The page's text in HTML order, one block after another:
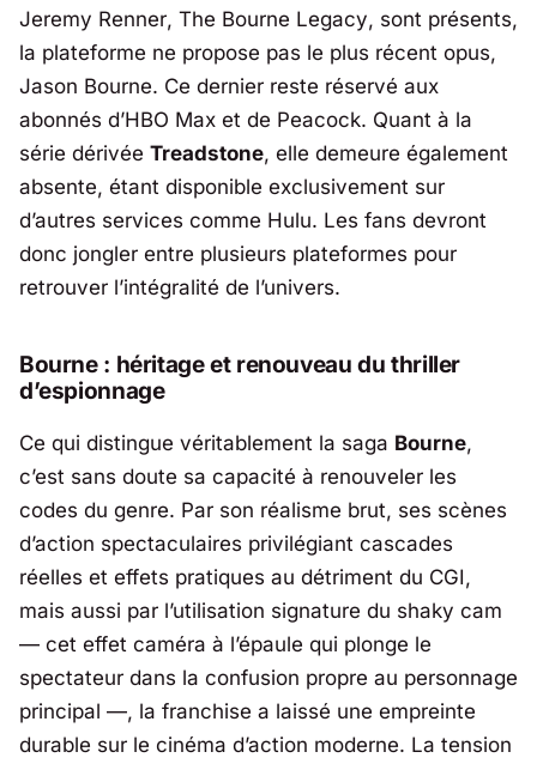
Jeremy Renner, The Bourne Legacy, sont présents,
la plateforme ne propose pas le plus récent opus,
Jason Bourne. Ce dernier reste réservé aux
abonnés d’HBO Max et de Peacock. Quant à la
série dérivée Treadstone, elle demeure également
absente, étant disponible exclusivement sur
d’autres services comme Hulu. Les fans devront
donc jongler entre plusieurs plateformes pour
retrouver l’intégralité de l’univers.
Bourne : héritage et renouveau du thriller
d’espionnage
Ce qui distingue véritablement la saga Bourne,
c’est sans doute sa capacité à renouveler les
codes du genre. Par son réalisme brut, ses scènes
d’action spectaculaires privilégiant cascades
réelles et effets pratiques au détriment du CGI,
mais aussi par l’utilisation signature du shaky cam
— cet effet caméra à l’épaule qui plonge le
spectateur dans la confusion propre au personnage
principal —, la franchise a laissé une empreinte
durable sur le cinéma d’action moderne. La tension